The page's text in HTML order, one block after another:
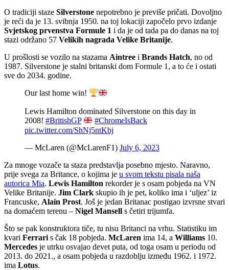
O tradiciji staze Silverstone nepotrebno je previše pričati. Dovoljno
je reći da je 13. svibnja 1950. na toj lokaciji započelo prvo izdanje
Svjetskog prvenstva Formule 1 i da je od tada pa do danas na toj
stazi održano 57 Velikih nagrada Velike Britanije.
U prošlosti se vozilo na stazama Aintree i Brands Hatch, no od
1987. Silverstone je stalni britanski dom Formule 1, a to će i ostati
sve do 2034. godine.
Our last home win!
Lewis Hamilton dominated Silverstone on this day in
2008! #BritishGP
#ChromeIsBack
pic.twitter.com/ShNj5ntKbj
— McLaren (@McLarenF1) July 6, 2023
Za mnoge vozače ta staza predstavlja posebno mjesto. Naravno,
prije svega za Britance, o kojima je u svom tekstu pisala naša
autorica Mia. Lewis Hamilton rekorder je s osam pobjeda na VN
Velike Britanije. Jim Clark skupio ih je pet, koliko ima i ‘uljez’ iz
Francuske, Alain Prost. Još je jedan Britanac postigao izvrsne stvari
na domaćem terenu – Nigel Mansell s četiri trijumfa.
Što se pak konstruktora tiče, tu nisu Britanci na vrhu. Statistiku im
kvari Ferrari s čak 18 pobjeda. McLaren ima 14, a Williams 10.
Mercedes je utrku osvajao devet puta, od toga osam u periodu od
2013. do 2021., a osam pobjeda u razdoblju između 1962. i 1972.
ima Lotus.